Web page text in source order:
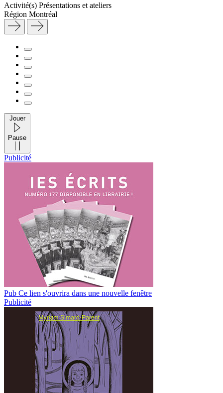
Activité(s) Présentations et ateliers
Région Montréal
Jouer
Pause
Publicité
Pub Ce lien s'ouvrira dans une nouvelle fenêtre
Publicité